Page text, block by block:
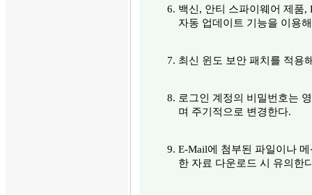
백신, 안티 스파이웨어 제품,
자동 업데이트 기능을 이용
최신 윈도 보안 패치를 적용
로그인 계정의 비밀번호는
며 주기적으로 변경한다.
E-Mail에 첨부된 파일이나
한 자료 다운로드 시 유의한